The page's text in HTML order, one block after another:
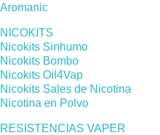
Aromanic
NICOKITS
Nicokits Sinhumo
Nicokits Bombo
Nicokits Oil4Vap
Nicokits Sales de Nicotina
Nicotina en Polvo
RESISTENCIAS VAPER